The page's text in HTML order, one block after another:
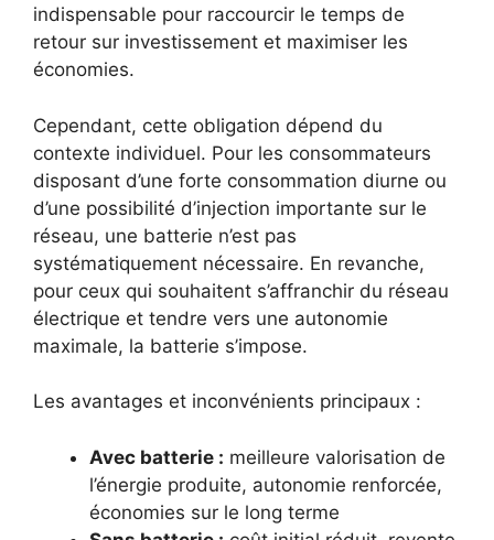
indispensable pour raccourcir le temps de
retour sur investissement et maximiser les
économies.
Cependant, cette obligation dépend du
contexte individuel. Pour les consommateurs
disposant d’une forte consommation diurne ou
d’une possibilité d’injection importante sur le
réseau, une batterie n’est pas
systématiquement nécessaire. En revanche,
pour ceux qui souhaitent s’affranchir du réseau
électrique et tendre vers une autonomie
maximale, la batterie s’impose.
Les avantages et inconvénients principaux :
Avec batterie : meilleure valorisation de
l’énergie produite, autonomie renforcée,
économies sur le long terme